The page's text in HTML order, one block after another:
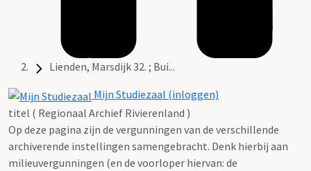
Lienden, Marsdijk 32. ; Bui...
Mijn Studiezaal (inloggen)
titel ( Regionaal Archief Rivierenland )
Op deze pagina zijn de vergunningen van de verschillende
archiverende instellingen samengebracht. Denk hierbij aan
milieuvergunningen (en de voorloper hiervan: de